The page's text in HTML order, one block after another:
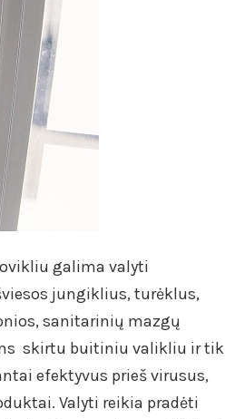
galima valyti
jungiklius, turėklus,
sanitarinių mazgų
skirtu buitiniu valikliu ir tik
efektyvus prieš virusus,
Valyti reikia pradėti